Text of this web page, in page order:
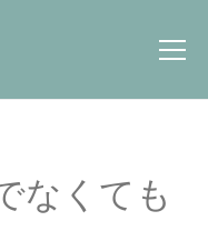
なくても